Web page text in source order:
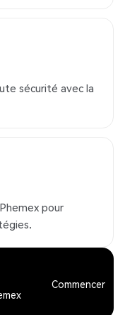
sécurité avec la
pour
Commencer